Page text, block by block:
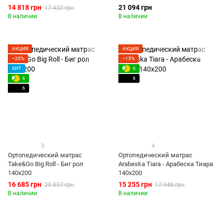
14 818 грн 17 432 грн
В наличии
21 094 грн
В наличии
АКЦИЯ
−20%
ХИТ
6
6
3
Ортопедический матрас
Take&Go Big Roll - Биг рол
140x200
16 685 грн 20 857 грн
В наличии
АКЦИЯ
−15%
6
6
4
Ортопедический матрас
Arabeska Tiara - Арабеска Тиара
140x200
15 255 грн 17 948 грн
В наличии